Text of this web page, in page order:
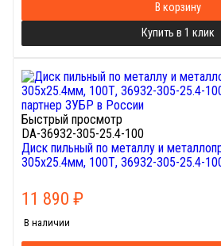
В корзину
Купить в 1 клик
Быстрый просмотр
DA-36932-305-25.4-100
Диск пильный по металлу и
305х25.4мм, 100Т, 36932-305-25.4-
11 890 ₽
В наличии